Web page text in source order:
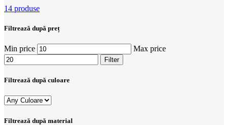
14 produse
Filtrează după preț
Min price Max price
Filter
Filtrează după culoare
Filtrează după material